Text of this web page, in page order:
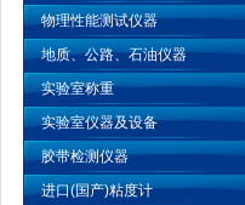
物理性能测试仪器
地质、公路、石油仪器
实验室称重
实验室仪器及设备
胶带检测仪器
进口(国产)粘度计